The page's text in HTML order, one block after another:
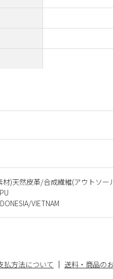
材)天然皮革/合成繊維(アウトソー
VIETNAM
払方法について
送料・商品の